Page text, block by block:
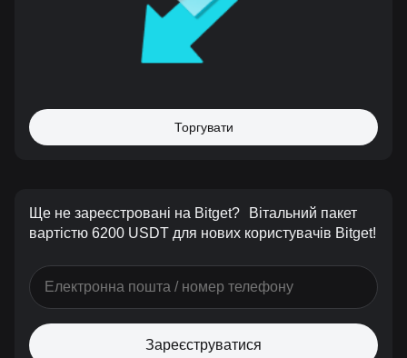
Торгувати
Ще не зареєстровані на Bitget?
Вітальний пакет
вартістю 6200 USDT для нових користувачів Bitget!
Зареєструватися